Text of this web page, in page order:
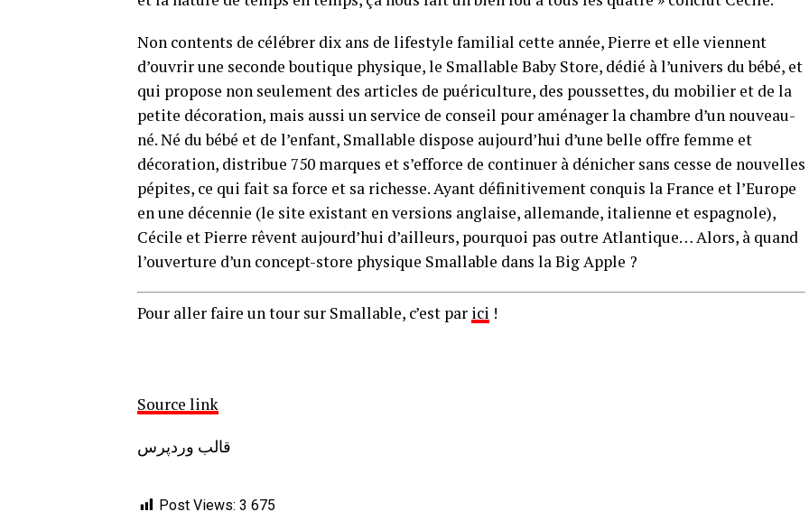
Non contents de célébrer dix ans de lifestyle familial cette année, Pierre et elle viennent
d’ouvrir une seconde boutique physique, le Smallable Baby Store, dédié à l’univers du bébé, et
qui propose non seulement des articles de puériculture, des poussettes, du mobilier et de la
petite décoration, mais aussi un service de conseil pour aménager la chambre d’un nouveau-
né. Né du bébé et de l’enfant, Smallable dispose aujourd’hui d’une belle offre femme et
décoration, distribue 750 marques et s’efforce de continuer à dénicher sans cesse de nouvelles
pépites, ce qui fait sa force et sa richesse. Ayant définitivement conquis la France et l’Europe
en une décennie (le site existant en versions anglaise, allemande, italienne et espagnole),
Cécile et Pierre rêvent aujourd’hui d’ailleurs, pourquoi pas outre Atlantique… Alors, à quand
l’ouverture d’un concept-store physique Smallable dans la Big Apple ?
Pour aller faire un tour sur Smallable, c’est par ici !
Source link
قالب وردپرس
Post Views: 3 675